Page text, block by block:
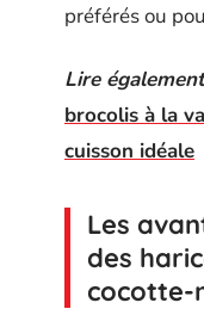
préférés ou
Lire
brocolis à la
cuisson idéale
Les
des
cocotte-